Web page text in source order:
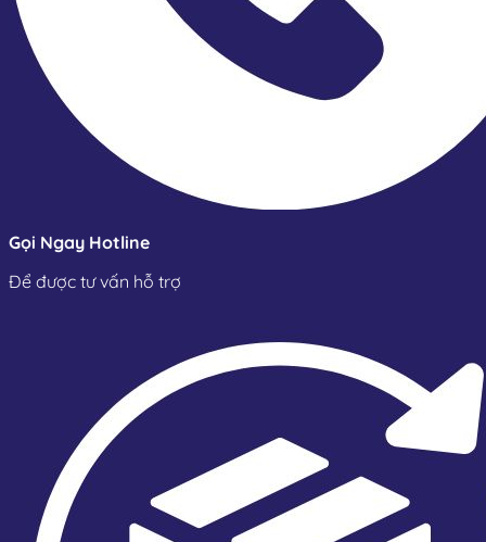
Gọi Ngay Hotline
Để được tư vấn hỗ trợ